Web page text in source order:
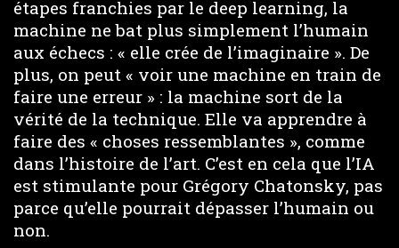
étapes franchies par le deep learning, la
machine ne bat plus simplement l’humain
aux échecs : « elle crée de l’imaginaire ». De
plus, on peut « voir une machine en train de
faire une erreur » : la machine sort de la
vérité de la technique. Elle va apprendre à
faire des « choses ressemblantes », comme
dans l’histoire de l’art. C’est en cela que l’IA
est stimulante pour Grégory Chatonsky, pas
parce qu’elle pourrait dépasser l’humain ou
non.